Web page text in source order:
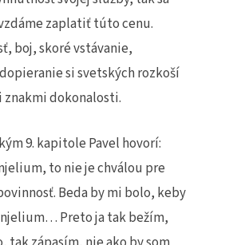
zaplatiť túto cenu.
boj, skoré vstávanie,
si svetských rozkoší
dokonalosti.
9. kapitole Pavel hovorí:
to nie je chválou pre
Beda by mi bolo, keby
Preto ja tak bežím,